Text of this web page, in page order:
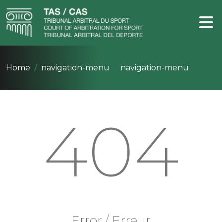
Home navigation-menu navigation-menu
404